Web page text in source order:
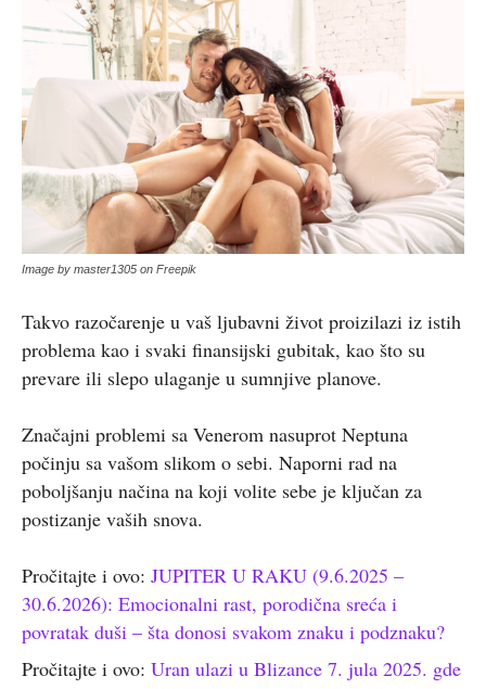
Image by master1305 on Freepik
Takvo razočarenje u vaš ljubavni život proizilazi iz istih
problema kao i svaki finansijski gubitak, kao što su
prevare ili slepo ulaganje u sumnjive planove.
Značajni problemi sa Venerom nasuprot Neptuna
počinju sa vašom slikom o sebi. Naporni rad na
poboljšanju načina na koji volite sebe je ključan za
postizanje vaših snova.
Pročitajte i ovo: JUPITER U RAKU (9.6.2025 –
30.6.2026): Emocionalni rast, porodična sreća i
povratak duši – šta donosi svakom znaku i podznaku?
Pročitajte i ovo: Uran ulazi u Blizance 7. jula 2025. gde